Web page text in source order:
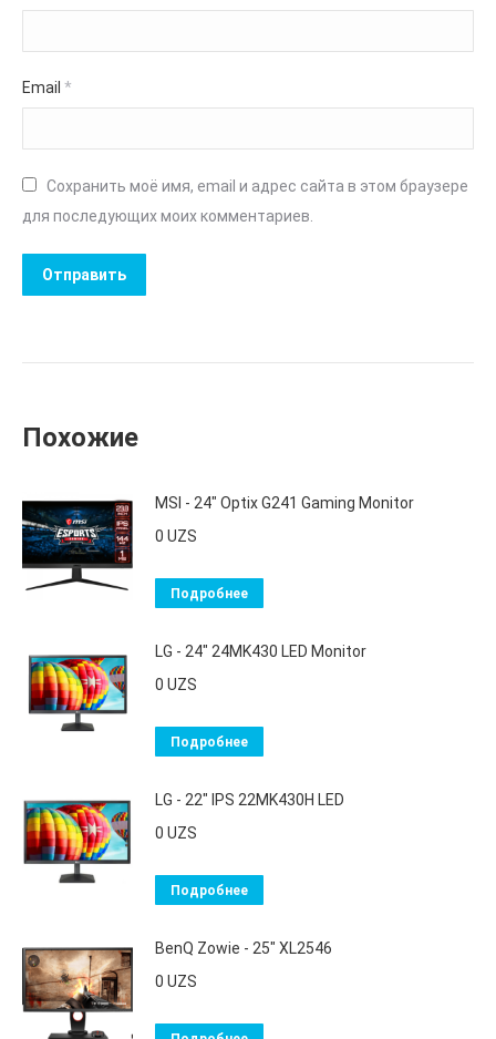
Email *
Сохранить моё имя, email и адрес сайта в этом браузере
для последующих моих комментариев.
Похожие
MSI - 24" Optix G241 Gaming Monitor
0 UZS
Подробнее
LG - 24" 24MK430 LED Monitor
0 UZS
Подробнее
LG - 22" IPS 22MK430H LED
0 UZS
Подробнее
BenQ Zowie - 25" XL2546
0 UZS